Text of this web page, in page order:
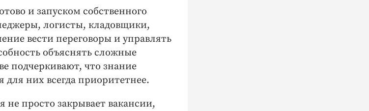
и запуском собственного
логисты, кладовщики,
вести переговоры и управлять
объяснять сложные
подчеркивают, что знание
для них всегда приоритетнее.
просто закрывает вакансии,